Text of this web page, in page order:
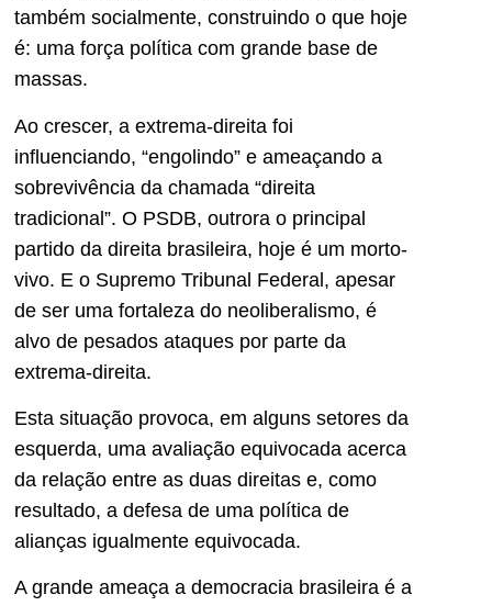
também socialmente, construindo o que hoje
é: uma força política com grande base de
massas.
Ao crescer, a extrema-direita foi
influenciando, “engolindo” e ameaçando a
sobrevivência da chamada “direita
tradicional”. O PSDB, outrora o principal
partido da direita brasileira, hoje é um morto-
vivo. E o Supremo Tribunal Federal, apesar
de ser uma fortaleza do neoliberalismo, é
alvo de pesados ataques por parte da
extrema-direita.
Esta situação provoca, em alguns setores da
esquerda, uma avaliação equivocada acerca
da relação entre as duas direitas e, como
resultado, a defesa de uma política de
alianças igualmente equivocada.
A grande ameaça a democracia brasileira é a